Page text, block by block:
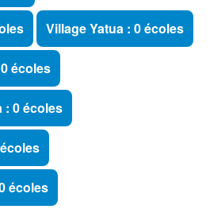
Village Yatua : 0 écoles
écoles
: 0 écoles
écoles